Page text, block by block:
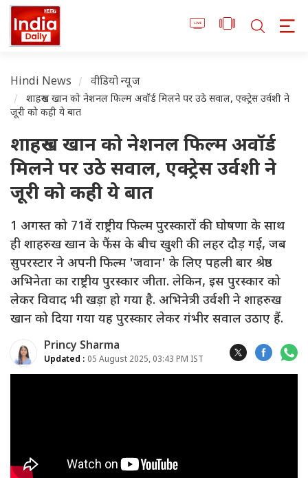
Hindi News वीडियो न्यूज
शाहरुख खान को नेशनल फिल्म अवॉर्ड मिलने पर उठे सवाल, एक्ट्रेस उर्वशी ने
जूरी को कही ये बात
शाहरुख खान को नेशनल फिल्म अवॉर्ड
मिलने पर उठे सवाल, एक्ट्रेस उर्वशी ने
जूरी को कही ये बात
1 अगस्त को 71वें राष्ट्रीय फिल्म पुरस्कारों की घोषणा के साथ
ही शाहरुख खान के फैंस के बीच खुशी की लहर दौड़ गई, जब
सुपरस्टार ने अपनी फिल्म 'जवान' के लिए पहली बार श्रेष्ठ
अभिनेता का राष्ट्रीय पुरस्कार जीता. लेकिन, इस पुरस्कार को
लेकर विवाद भी खड़ा हो गया है. अभिनेत्री उर्वशी ने शाहरुख
खान को दिया गया यह पुरस्कार लेकर गंभीर सवाल उठाए हैं.
Princy Sharma
Updated : 05 August 2025, 03:43 PM IST